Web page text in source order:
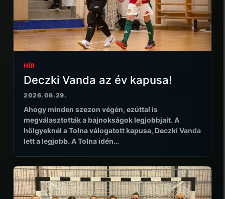
HÍR
Deczki Vanda az év kapusa!
2026.06.29.
Ahogy minden szezon végén, ezúttal is
megválasztották a bajnokságok legjobbjait. A
hölgyeknél a Tolna válogatott kapusa, Deczki Vanda
lett a legjobb. A Tolna idén…